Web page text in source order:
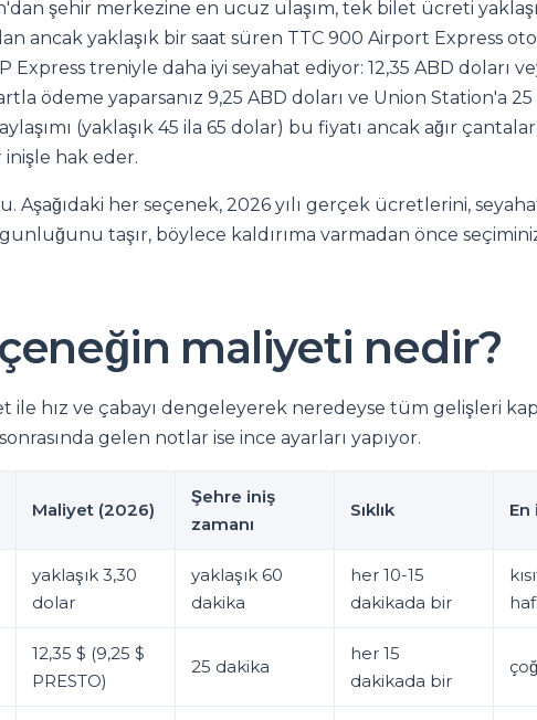
şehir merkezine en ucuz ulaşım, tek bilet ücreti
ancak yaklaşık bir saat süren TTC 900 Airport Express
Express treniyle daha iyi seyahat ediyor: 12,35 ABD doları
ödeme yaparsanız 9,25 ABD doları ve Union Station'a 25
(yaklaşık 45 ila 65 dolar) bu fiyatı ancak ağır
hak eder.
Aşağıdaki her seçenek, 2026 yılı gerçek ücretlerini,
taşır, böylece kaldırıma varmadan önce
maliyeti nedir?
ile hız ve çabayı dengeleyerek neredeyse tüm gelişleri
gelen notlar ise ince ayarları yapıyor.
Maliyet (2026)
Şehre iniş
zamanı
Sıklık En
yaklaşık 3,30
dolar
yaklaşık 60
dakika
her 10-15
dakikada bir
12,35 $ (9,25 $
PRESTO)
25 dakika
her 15
dakikada bir